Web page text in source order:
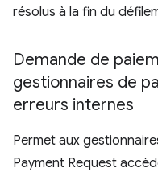
résolus à la fin du
Demande de
gestionnaires de
erreurs internes
Permet aux
Payment Request